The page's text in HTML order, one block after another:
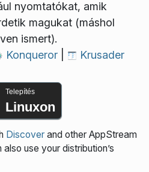
nyomtatókat, amik
magukat (máshol
ismert).
Konqueror Krusader
Telepítés
Linuxon
Discoverand other AppStream
use your distribution’s